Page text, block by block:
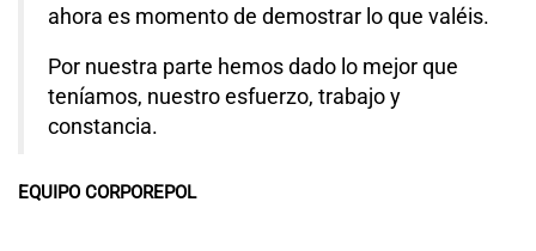
ahora es momento de demostrar lo que valéis.
Por nuestra parte hemos dado lo mejor que
teníamos, nuestro esfuerzo, trabajo y
constancia.
EQUIPO CORPOREPOL